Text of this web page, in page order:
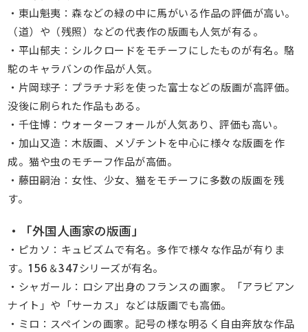
・東山魁夷：森などの緑の中に馬がいる作品の評価が高い。
（道）や（残照）などの代表作の版画も人気が有る。
・平山郁夫：シルクロードをモチーフにしたものが有名。駱
駝のキャラバンの作品が人気。
・片岡球子：プラチナ彩を使った富士などの版画が高評価。
没後に刷られた作品もある。
・千住博：ウォーターフォールが人気あり、評価も高い。
・加山又造：木版画、メゾチントを中心に様々な版画を作
成。猫や虫のモチーフ作品が高価。
・藤田嗣治：女性、少女、猫をモチーフに多数の版画を残
す。
・「外国人画家の版画」
・ピカソ：キュビズムで有名。多作で様々な作品が有りま
す。156＆347シリーズが有名。
・シャガール：ロシア出身のフランスの画家。「アラビアン
ナイト」や「サーカス」などは版画でも高価。
・ミロ：スペインの画家。記号の様な明るく自由奔放な作品